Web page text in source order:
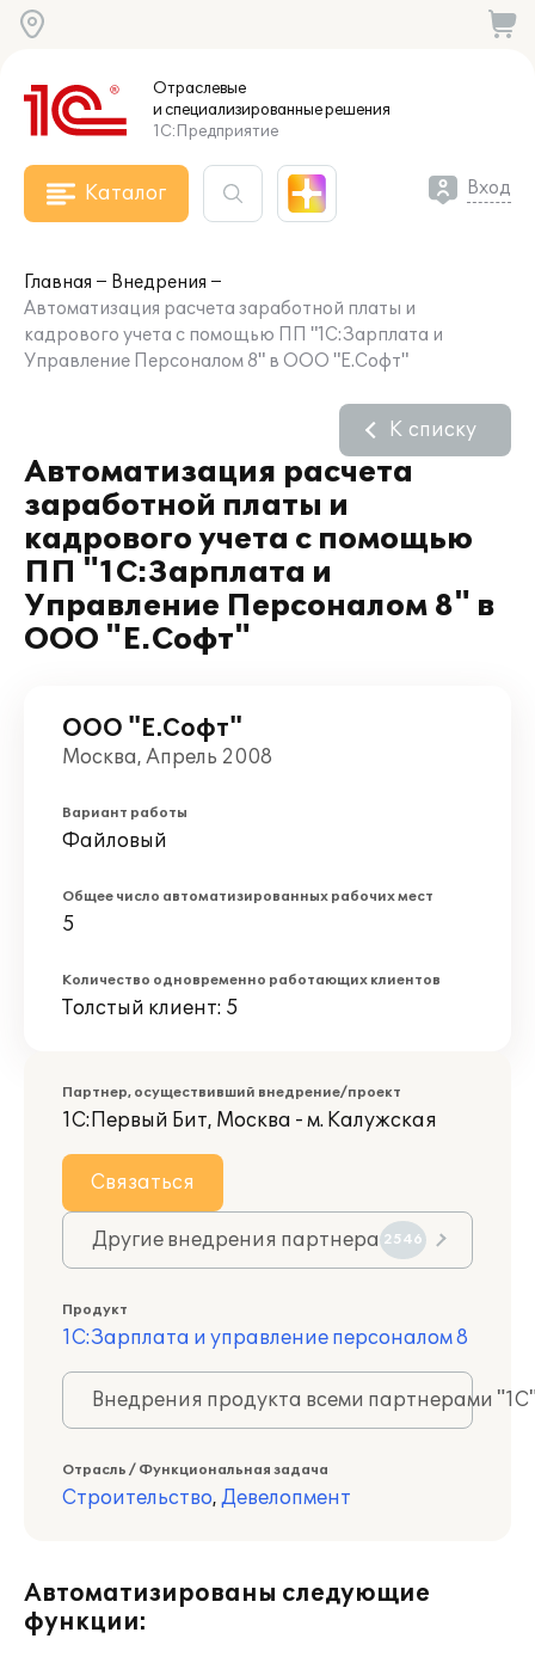
Отраслевые
и специализированныерешения
1С:Предприятие
Каталог Вход
Главная
Внедрения
Автоматизация расчета заработной платы и
кадрового учета с помощью ПП "1С:Зарплата и
Управление Персоналом 8" в ООО "Е.Софт"
Автоматизация расчета
заработной платы и
кадрового учета с помощью
ПП "1С:Зарплата и
Управление Персоналом 8" в
ООО "Е.Софт"
К списку
ООО "Е.Софт"
Москва, Апрель 2008
Вариант работы
Файловый
Общее число автоматизированных рабочих мест
5
Количество одновременно работающих клиентов
Толстый клиент: 5
Партнер, осуществивший внедрение/проект
1С:Первый Бит, Москва - м. Калужская
Связаться
Другие внедрения партнера 2546
Продукт
1С:Зарплата и управление персоналом 8
Внедрения продукта всеми партнерами
Отрасль / Функциональная задача
Строительство, Девелопмент
Автоматизированы следующие
функции: